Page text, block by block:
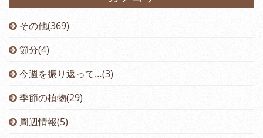
その他(369)
節分(4)
今週を振り返って…(3)
季節の植物(29)
周辺情報(5)